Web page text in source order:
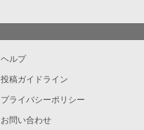
ヘルプ
投稿ガイドライン
プライバシーポリシー
お問い合わせ